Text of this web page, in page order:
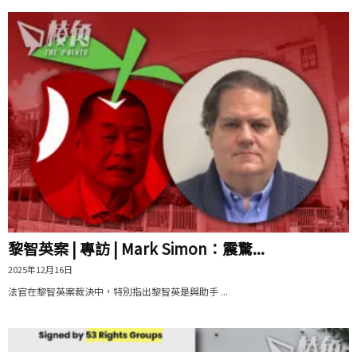
黎智英案 | 專訪 | Mark Simon：震驚...
2025年12月16日
法官在黎智英案裁決中，特別指出黎智英是與助手 ...